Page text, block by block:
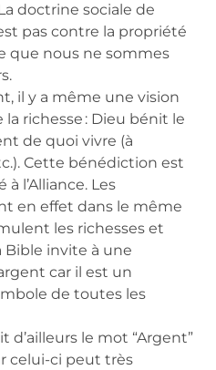
doctrine sociale de
pas contre la propriété
que nous ne sommes
il y a même une vision
richesse : Dieu bénit le
de quoi vivre (à
Cette bénédiction est
l’Alliance. Les
en effet dans le même
les richesses et
Bible invite à une
car il est un
de toutes les
d’ailleurs le mot “Argent”
celui-ci peut très